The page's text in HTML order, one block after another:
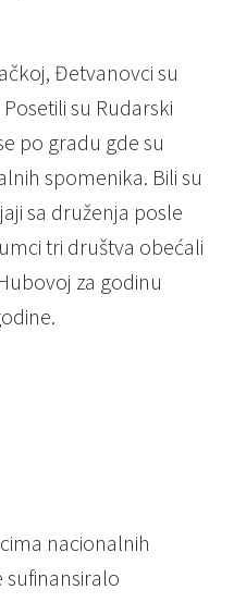
Đetvanovci su
su Rudarski
po gradu gde su
spomenika. Bili su
sa druženja posle
tri društva obećali
za godinu
nacionalnih
sufinansiralo